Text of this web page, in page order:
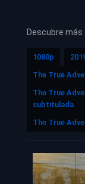
Descubre más
1080p
The True
The True
subtitulada
The True